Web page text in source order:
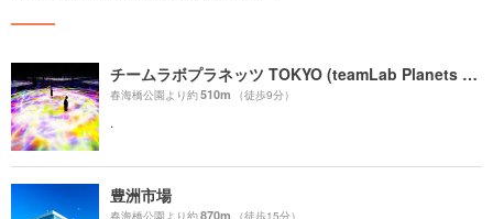
チームラボプラネッツ TOKYO (teamLab Planets TOKYO) DMM
春海橋公園より約510m （徒歩9分）
.
豊洲市場
春海橋公園より約870m （徒歩15分）